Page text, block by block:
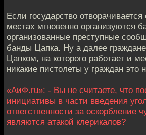
Если государство
местах мгновенно организуются
организованные преступные
банды Цапка. Ну а далее
Цапком, на которого работает и
никакие пистолеты у граждан это
«АиФ.ru»: - Вы не считаете, что
инициативы в части введения
ответственности за оскорбление
являются атакой клерикалов?